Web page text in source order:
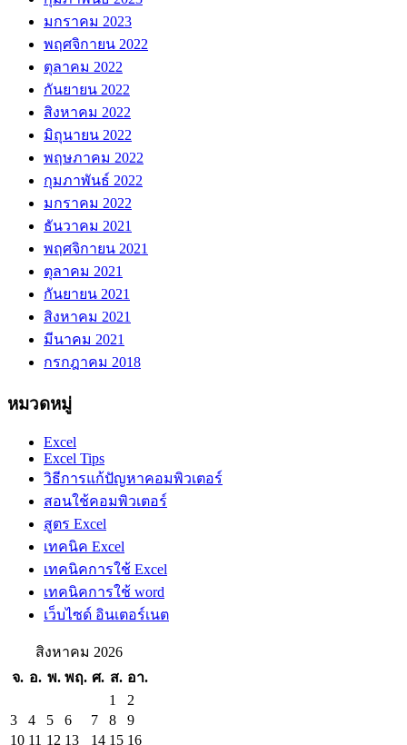
มกราคม 2023
พฤศจิกายน 2022
ตุลาคม 2022
กันยายน 2022
สิงหาคม 2022
มิถุนายน 2022
พฤษภาคม 2022
กุมภาพันธ์ 2022
มกราคม 2022
ธันวาคม 2021
พฤศจิกายน 2021
ตุลาคม 2021
กันยายน 2021
สิงหาคม 2021
มีนาคม 2021
กรกฎาคม 2018
หมวดหมู่
Excel
Excel Tips
วิธีการแก้ปัญหาคอมพิวเตอร์
สอนใช้คอมพิวเตอร์
สูตร Excel
เทคนิค Excel
เทคนิคการใช้ Excel
เทคนิคการใช้ word
เว็บไซด์ อินเตอร์เนต
สิงหาคม 2026
จ. อ. พ. พฤ. ศ. ส. อา.
1
2
3
4 5 6 7 8
9
10 11 12 13 14 15 16